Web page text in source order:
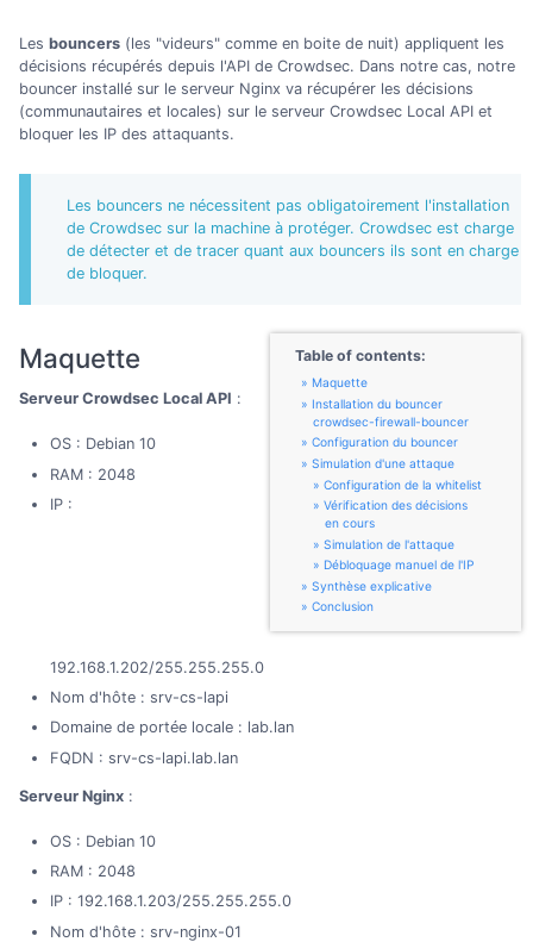
Les bouncers (les "videurs" comme en boite de nuit) appliquent les
décisions récupérés depuis l'API de Crowdsec. Dans notre cas, notre
bouncer installé sur le serveur Nginx va récupérer les décisions
(communautaires et locales) sur le serveur Crowdsec Local API et
bloquer les IP des attaquants.
Les bouncers ne nécessitent pas obligatoirement l'installation
de Crowdsec sur la machine à protéger. Crowdsec est charge
de détecter et de tracer quant aux bouncers ils sont en charge
de bloquer.
Table of contents:
Maquette
Installation du bouncer
crowdsec-firewall-bouncer
Configuration du bouncer
Simulation d'une attaque
Configuration de la whitelist
Vérification des décisions
en cours
Simulation de l'attaque
Débloquage manuel de l'IP
Synthèse explicative
Conclusion
Maquette
Serveur Crowdsec Local API :
OS : Debian 10
RAM : 2048
IP :
192.168.1.202/255.255.255.0
Nom d'hôte : srv-cs-lapi
Domaine de portée locale : lab.lan
FQDN : srv-cs-lapi.lab.lan
Serveur Nginx :
OS : Debian 10
RAM : 2048
IP : 192.168.1.203/255.255.255.0
Nom d'hôte : srv-nginx-01